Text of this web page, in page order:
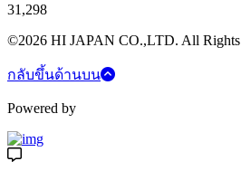
31,298
©2026 HI JAPAN CO.,LTD. All Rights
กลับขึ้นด้านบน
Powered by